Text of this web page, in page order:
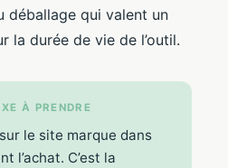
déballage qui valent un
la durée de vie de l’outil.
À PRENDRE
le site marque dans
l’achat. C’est la